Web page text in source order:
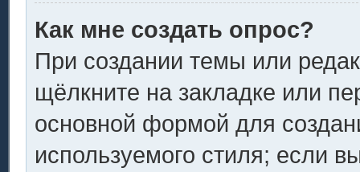
Как мне создать опрос?
При создании темы или
щёлкните на закладке или
основной формой для
используемого стиля; если